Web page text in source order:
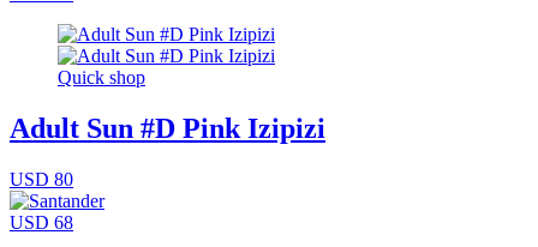
Quick shop
Adult Sun #D Pink Izipizi
USD 80
USD 68